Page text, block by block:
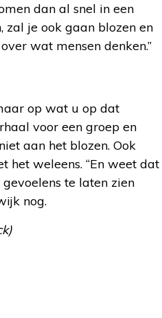
dan al snel in een
zal je ook gaan blozen en
wat mensen denken.”
op wat u op dat
voor een groep en
aan het blozen. Ook
het weleens. “En weet dat
te laten zien
nog.